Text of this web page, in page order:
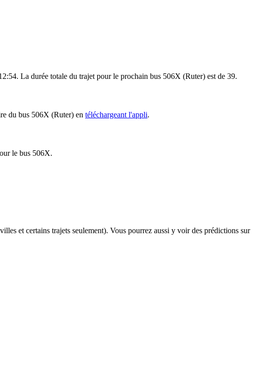
La durée totale du trajet pour le prochain bus 506X (Ruter) est de 39.
du bus 506X (Ruter) en téléchargeant l'appli.
le bus 506X.
et certains trajets seulement). Vous pourrez aussi y voir des prédictions sur